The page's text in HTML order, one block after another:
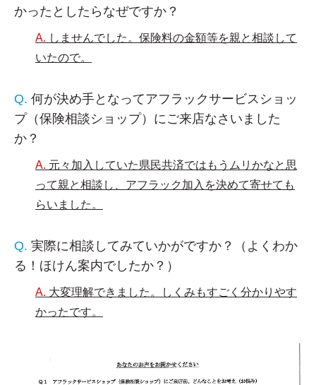
かったとしたらなぜですか？
しませんでした。保険料の金額等を親と相談して
いたので。
何が決め手となってアフラックサービスショッ
プ（保険相談ショップ）にご来店なさいました
か？
元々加入していた県民共済ではもうムリかなと思
って親と相談し、アフラック加入を決めて寄せても
らいました。
実際に相談してみていかがですか？（よくわか
る！ほけん案内でしたか？）
大変理解できました。しくみもすごく分かりやす
かったです。